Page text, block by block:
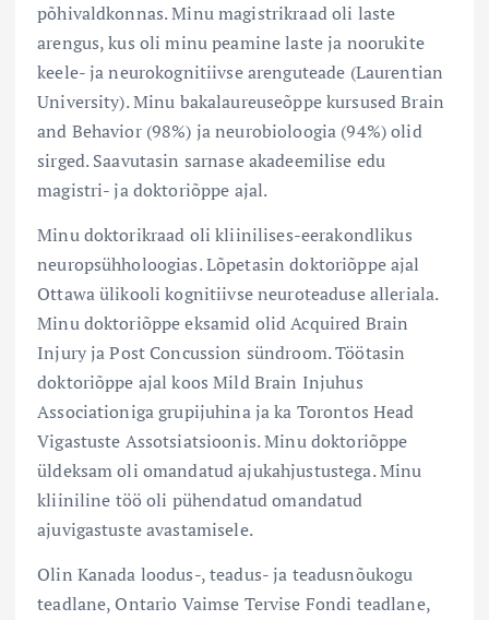
põhivaldkonnas. Minu magistrikraad oli laste
arengus, kus oli minu peamine laste ja noorukite
keele- ja neurokognitiivse arenguteade (Laurentian
University). Minu bakalaureuseõppe kursused Brain
and Behavior (98%) ja neurobioloogia (94%) olid
sirged. Saavutasin sarnase akadeemilise edu
magistri- ja doktoriõppe ajal.
Minu doktorikraad oli kliinilises-eerakondlikus
neuropsühholoogias. Lõpetasin doktoriõppe ajal
Ottawa ülikooli kognitiivse neuroteaduse alleriala.
Minu doktoriõppe eksamid olid Acquired Brain
Injury ja Post Concussion sündroom. Töötasin
doktoriõppe ajal koos Mild Brain Injuhus
Associationiga grupijuhina ja ka Torontos Head
Vigastuste Assotsiatsioonis. Minu doktoriõppe
üldeksam oli omandatud ajukahjustustega. Minu
kliiniline töö oli pühendatud omandatud
ajuvigastuste avastamisele.
Olin Kanada loodus-, teadus- ja teadusnõukogu
teadlane, Ontario Vaimse Tervise Fondi teadlane,